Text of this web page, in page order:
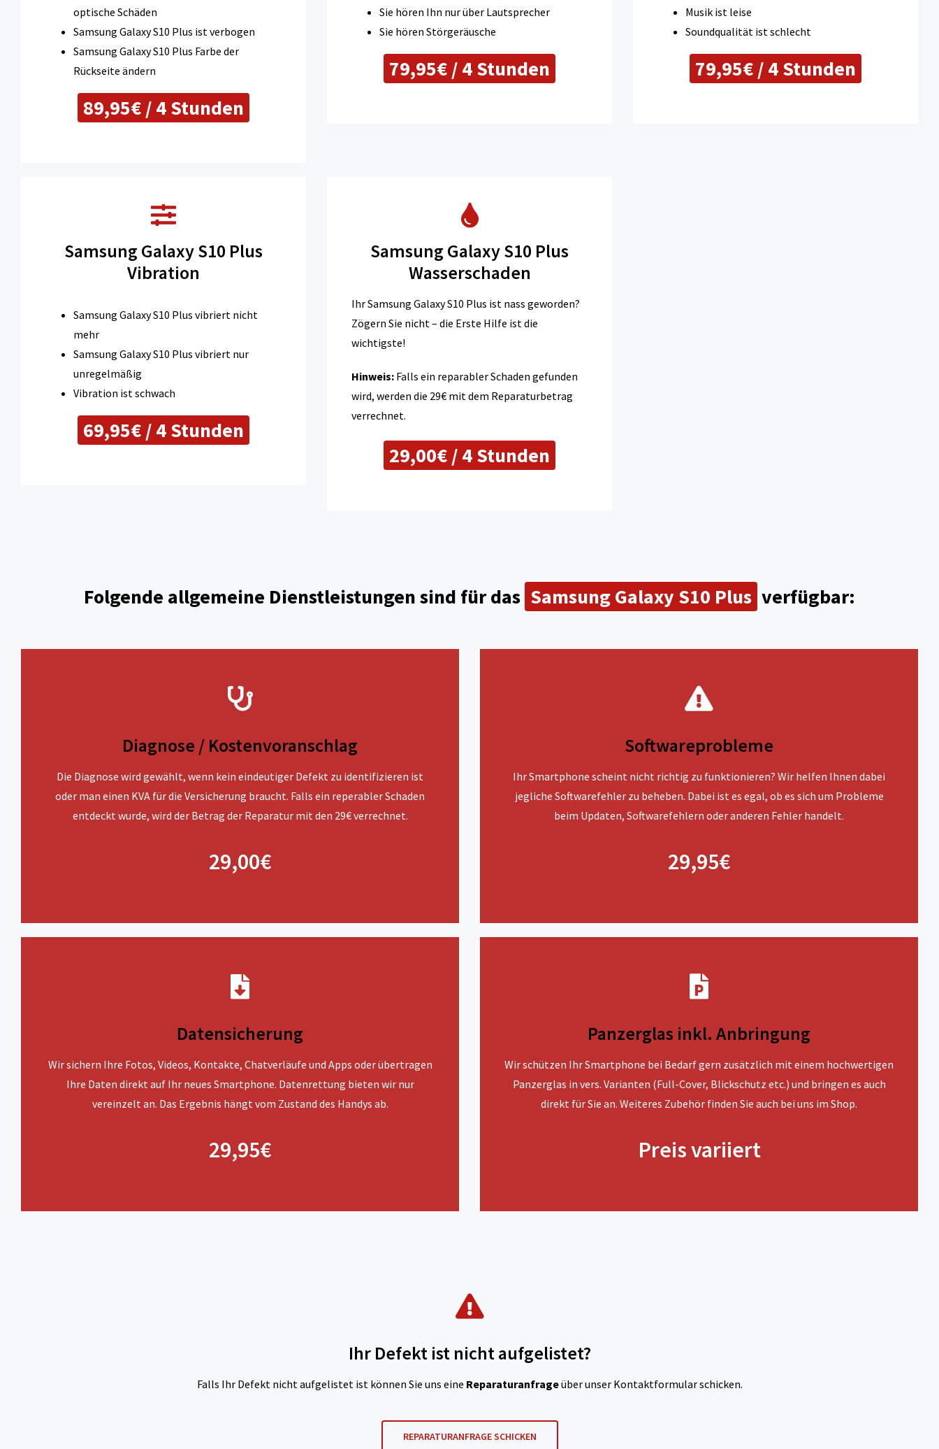
optische Schäden
Samsung Galaxy S10 Plus ist verbogen
Samsung Galaxy S10 Plus Farbe der
Rückseite ändern
89,95€ / 4 Stunden
Sie hören Ihn nur über Lautsprecher
Sie hören Störgeräusche
79,95€ / 4 Stunden
Musik ist leise
Soundqualität ist schlecht
79,95€ / 4 Stunden
Samsung Galaxy S10 Plus
Vibration
Samsung Galaxy S10 Plus vibriert nicht
mehr
Samsung Galaxy S10 Plus vibriert nur
unregelmäßig
Vibration ist schwach
69,95€ / 4 Stunden
Samsung Galaxy S10 Plus
Wasserschaden
Ihr Samsung Galaxy S10 Plus ist nass geworden?
Zögern Sie nicht – die Erste Hilfe ist die
wichtigste!
Hinweis: Falls ein reparabler Schaden gefunden
wird, werden die 29€ mit dem Reparaturbetrag
verrechnet.
29,00€ / 4 Stunden
Folgende allgemeine Dienstleistungen sind für das Samsung Galaxy S10 Plus verfügbar:
Diagnose / Kostenvoranschlag
Die Diagnose wird gewählt, wenn kein eindeutiger Defekt zu identifizieren ist
oder man einen KVA für die Versicherung braucht. Falls ein reperabler Schaden
entdeckt wurde, wird der Betrag der Reparatur mit den 29€ verrechnet.
29,00€
Softwareprobleme
Ihr Smartphone scheint nicht richtig zu funktionieren? Wir helfen Ihnen dabei
jegliche Softwarefehler zu beheben. Dabei ist es egal, ob es sich um Probleme
beim Updaten, Softwarefehlern oder anderen Fehler handelt.
29,95€
Datensicherung
Wir sichern Ihre Fotos, Videos, Kontakte, Chatverläufe und Apps oder übertragen
Ihre Daten direkt auf Ihr neues Smartphone. Datenrettung bieten wir nur
vereinzelt an. Das Ergebnis hängt vom Zustand des Handys ab.
29,95€
Panzerglas inkl. Anbringung
Wir schützen Ihr Smartphone bei Bedarf gern zusätzlich mit einem hochwertigen
Panzerglas in vers. Varianten (Full-Cover, Blickschutz etc.) und bringen es auch
direkt für Sie an. Weiteres Zubehör finden Sie auch bei uns im Shop.
Preis variiert
Ihr Defekt ist nicht aufgelistet?
Falls Ihr Defekt nicht aufgelistet ist können Sie uns eine Reparaturanfrageüber unser Kontaktformular schicken.
REPARATURANFRAGE SCHICKEN